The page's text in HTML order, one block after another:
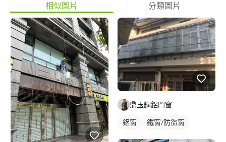
相似圖片 分類圖片
鼎玉鋼鋁門窗
鋁窗 鐵窗/防盜窗